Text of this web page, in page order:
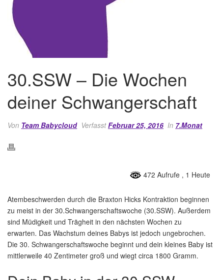
30.SSW – Die Wochen
deiner Schwangerschaft
Von Team Babycloud VerfasstFebruar 25, 2016 In 7.Monat
472 Aufrufe , 1 Heute
Atembeschwerden durch die Braxton Hicks Kontraktion beginnen
zu meist in der 30.Schwangerschaftswoche (30.SSW). Außerdem
sind Müdigkeit und Trägheit in den nächsten Wochen zu
erwarten. Das Wachstum deines Babys ist jedoch ungebrochen.
Die 30. Schwangerschaftswoche beginnt und dein kleines Baby ist
mittlerweile 40 Zentimeter groß und wiegt circa 1800 Gramm.